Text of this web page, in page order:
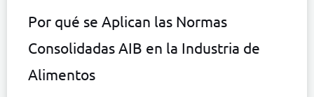
Por qué se Aplican las Normas
Consolidadas AIB en la Industria de
Alimentos